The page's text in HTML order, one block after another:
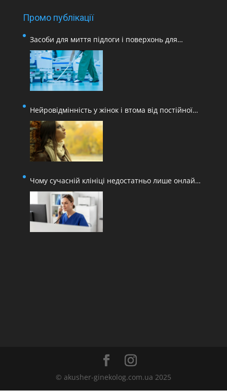
Промо публікації
Засоби для миття підлоги і поверхонь для
медичних закладів
Нейровідмінність у жінок і втома від постійної
адаптації
Чому сучасній клініці недостатньо лише онлайн-
запису
© akusher-ginekolog.com.ua 2025